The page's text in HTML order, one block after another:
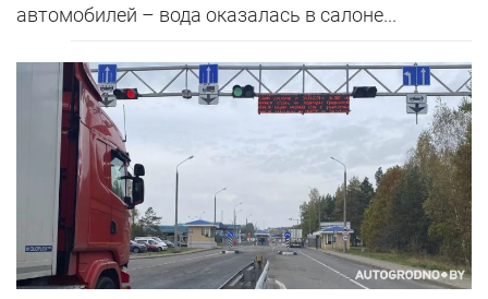
автомобилей – вода оказалась в салоне...